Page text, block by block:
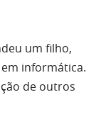
um filho,
informática.
de outros